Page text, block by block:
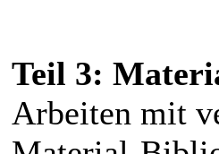
Teil 3:
Arbeiten mit